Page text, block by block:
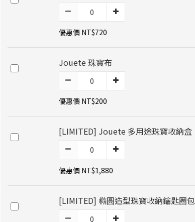
優惠價 NT$720
Jouete 珠寶布
優惠價 NT$200
[LIMITED] Jouete 多用途珠寶收納盒
優惠價 NT$1,880
[LIMITED] 橢圓造型珠寶收納鑰匙圈包